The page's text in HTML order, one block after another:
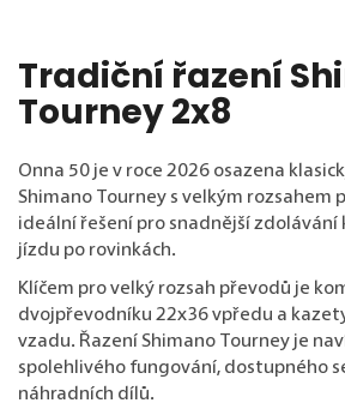
Tradiční řazení
Tourney 2x8
Onna 50 je v roce 2026 osazena
Shimano Tourney s velkým rozsahem
ideální řešení pro snadnější zdolávání
jízdu po rovinkách.
Klíčem pro velký rozsah převodů je
dvojpřevodníku 22x36 vpředu a
vzadu. Řazení Shimano Tourney je
spolehlivého fungování, dostupného
náhradních dílů.